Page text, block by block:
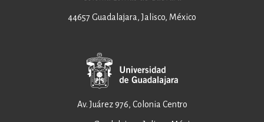
44657 Guadalajara, Jalisco, México
Av. Juárez 976, Colonia Centro